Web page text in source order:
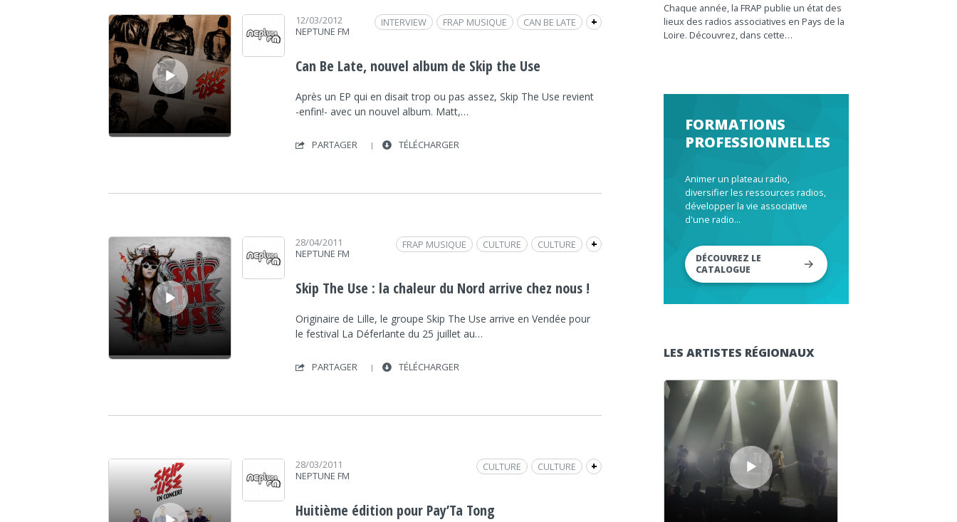
Lecteur audio
12/03/2012
NEPTUNE FM
+
CAN BE LATE
FRAP MUSIQUE
INTERVIEW
Can Be Late, nouvel album de Skip the Use
Après un EP qui en disait trop ou pas assez, Skip The Use revient
-enfin!- avec un nouvel album. Matt,…
PARTAGER TÉLÉCHARGER
Lecteur audio
28/04/2011
NEPTUNE FM
+
CULTURE
CULTURE
FRAP MUSIQUE
Skip The Use : la chaleur du Nord arrive chez nous !
Originaire de Lille, le groupe Skip The Use arrive en Vendée pour
le festival La Déferlante du 25 juillet au…
PARTAGER TÉLÉCHARGER
Lecteur audio
28/03/2011
NEPTUNE FM
+
CULTURE
CULTURE
LA FERRIERE
PAY'TA TONG
Huitième édition pour Pay’Ta Tong
Chaque année, la FRAP publie un état des
lieux des radios associatives en Pays de la
Loire. Découvrez, dans cette…
FORMATIONS
PROFESSIONNELLES
Animer un plateau radio,
diversifier les ressources radios,
développer la vie associative
d'une radio...
DÉCOUVREZ LE
CATALOGUE
LES ARTISTES RÉGIONAUX
Lecteur audio